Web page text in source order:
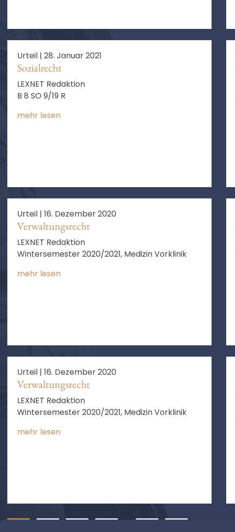
Urteil | 28. Januar 2021
Sozialrecht
LEXNET Redaktion
B 8 SO 9/19 R
mehr lesen
Urteil | 16. Dezember 2020
Verwaltungsrecht
LEXNET Redaktion
Wintersemester 2020/2021, Medizin Vorklinik
mehr lesen
Urteil | 16. Dezember 2020
Verwaltungsrecht
LEXNET Redaktion
Wintersemester 2020/2021, Medizin Vorklinik
mehr lesen